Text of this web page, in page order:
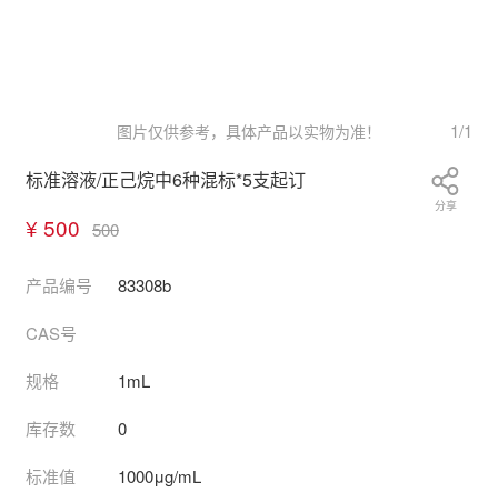
图片仅供参考，具体产品以实物为准！ 1/1
标准溶液/正己烷中6种混标*5支起订
¥ 500 500
分享
产品编号 83308b
CAS号
规格 1mL
库存数 0
标准值 1000μg/mL